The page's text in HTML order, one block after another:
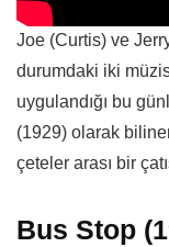
Joe (Curtis) ve
durumdaki iki
uygulandığı bu
(1929) olarak
çeteler arası bir
Bus Stop